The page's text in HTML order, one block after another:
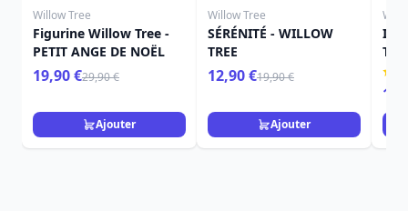
Willow Tree
Figurine Willow Tree -
PETIT ANGE DE NOËL
19,90 €29,90 €
Ajouter
Willow Tree
SÉRÉNITÉ - WILLOW
TREE
12,90 €19,90 €
Ajouter
ICI